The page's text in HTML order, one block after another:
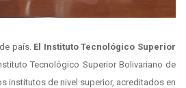
país. El Instituto Tecnológico Superior
Tecnológico Superior Bolivariano de
institutos de nivel superior, acreditados en